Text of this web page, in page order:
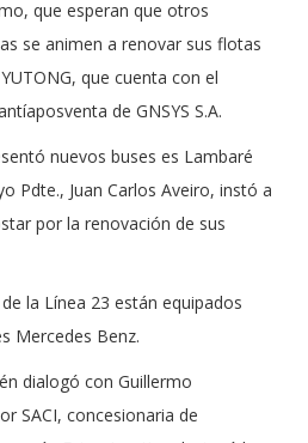
que esperan que otros
se animen a renovar sus flotas
que cuenta con el
de GNSYS S.A.
nuevos buses es Lambaré
Pdte., Juan Carlos Aveiro, instó a
por la renovación de sus
la Línea 23 están equipados
Mercedes Benz.
dialogó con Guillermo
SACI, concesionaria de